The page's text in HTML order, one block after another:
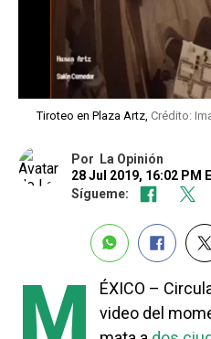
Tiroteo en Plaza Artz, Crédito:
Por
La Opinión
28 Jul 2019, 16:02 PM
Sígueme:
M
ÉXICO –
video del